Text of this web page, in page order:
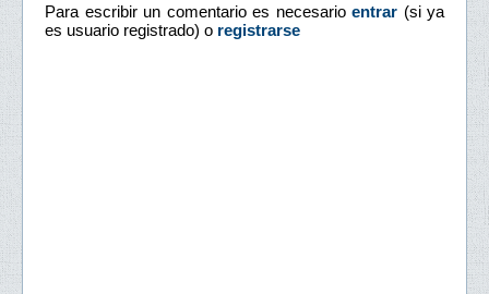
Para escribir un comentario es necesario entrar (si ya
es usuario registrado) o registrarse